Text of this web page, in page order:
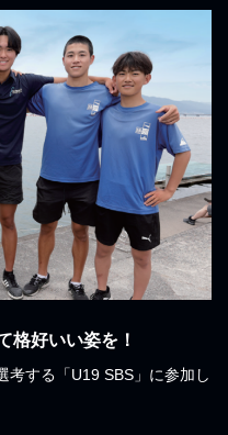
格好いい姿を！
する「U19 SBS」に参加し